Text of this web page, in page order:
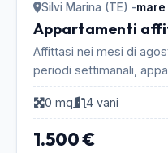
Silvi Marina (TE) -mare
Appartamenti
Affittasi nei mesi di
periodi settimanali,
(TE), fronte mare con
0 mq
4 vani
1.500 €